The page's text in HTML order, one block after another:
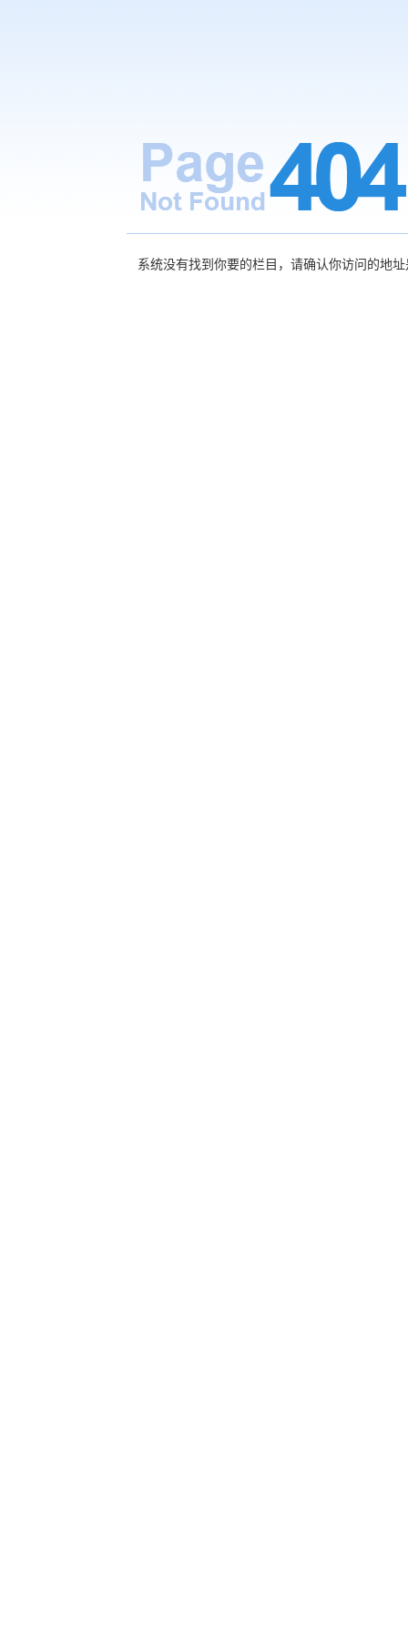
系统没有找到你要的栏目，请确认你访问的地